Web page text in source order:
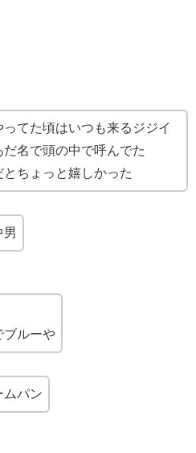
ってた頃はいつも来るジジイ
名で頭の中で呼んでた
ちょっと嬉しかった
男
ブルーや
ムパン